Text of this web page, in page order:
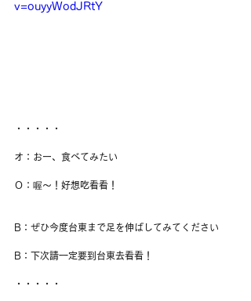
v=ouyyWodJRtY
・・・・・
オ：おー、食べてみたい
Ｏ：喔～！好想吃看看！
B：ぜひ今度台東まで足を伸ばしてみてください
B：下次請一定要到台東去看看！
・・・・・